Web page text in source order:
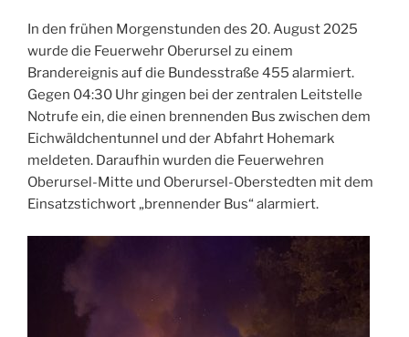
In den frühen Morgenstunden des 20. August 2025
wurde die Feuerwehr Oberursel zu einem
Brandereignis auf die Bundesstraße 455 alarmiert.
Gegen 04:30 Uhr gingen bei der zentralen Leitstelle
Notrufe ein, die einen brennenden Bus zwischen dem
Eichwäldchentunnel und der Abfahrt Hohemark
meldeten. Daraufhin wurden die Feuerwehren
Oberursel-Mitte und Oberursel-Oberstedten mit dem
Einsatzstichwort „brennender Bus“ alarmiert.